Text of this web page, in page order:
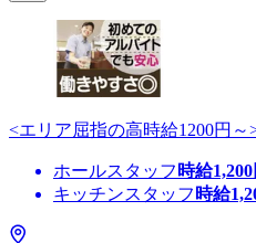
<エリア屈指の高時給1200円～
ホールスタッフ 時給1,200
キッチンスタッフ 時給